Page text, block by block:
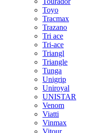
Toyo
Tracmax
Trazano
Tri ace
Tri-ace
Triangl
Triangle
Tunga
Unigrip
Uniroyal
UNISTAR
Venom
Viatti
Vinmax
Vitour